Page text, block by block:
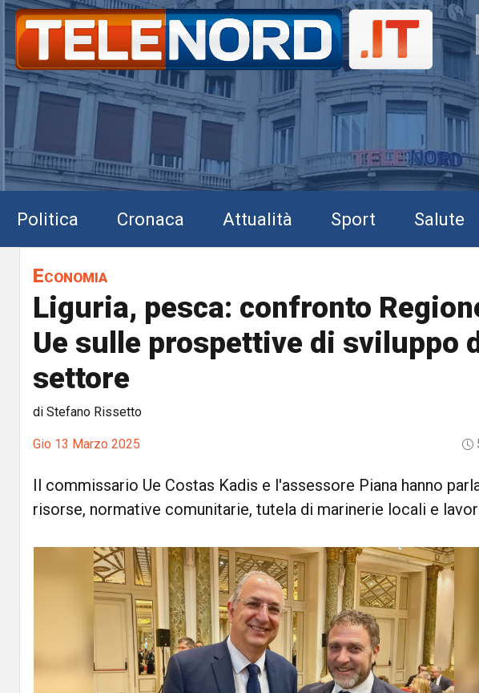
Politica Cronaca Attualità Sport Salute
Economia
Liguria, pesca: confronto
Ue sulle prospettive di sviluppo
settore
di Stefano Rissetto
Gio 13 Marzo 2025
Il commissario Ue Costas Kadis e l'assessore Piana hanno
risorse, normative comunitarie, tutela di marinerie locali e